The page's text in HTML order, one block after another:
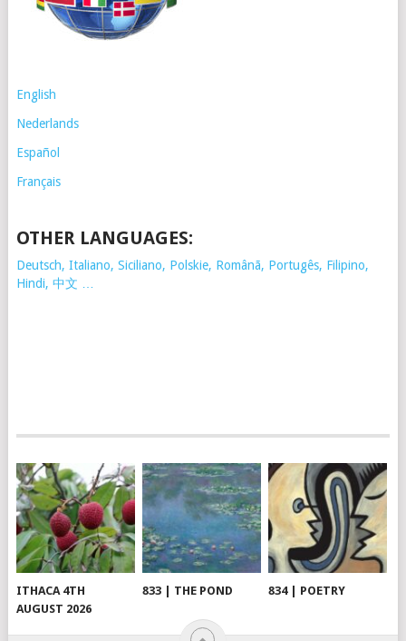
English
Nederlands
Español
Français
OTHER LANGUAGES:
Deutsch, Italiano, Siciliano, Polskie, Românã, Portugês, Filipino,
Hindi, 中文 …
ITHACA 4TH
AUGUST 2026
833 | THE POND 834 | POETRY